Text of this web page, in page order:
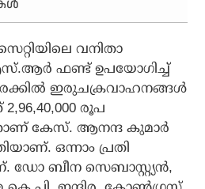
വനിതാ
ഫണ്ട് ഉപയോഗിച്ച്
ഇരുചക്രവാഹനങ്ങൾ
രൂപ
കേസ്. ആനന്ദ കുമാർ
ഒന്നാം പ്രതി
ബീന സെബാസ്റ്റ്യൻ,